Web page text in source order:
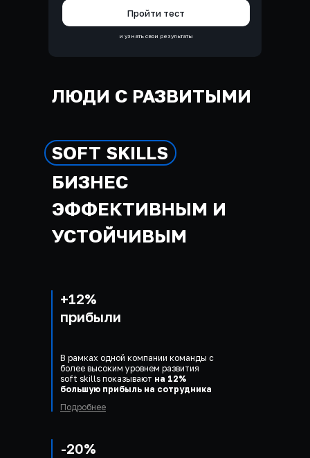
Пройти тест
и узнать свои результаты
SOFT SKILLS
-20%
+12%
прибыли
В рамках одной компании команды с
более высоким уровнем развития
soft skills показывают на 12%
большую прибыль на сотрудника
БИЗНЕС
ЭФФЕКТИВНЫМ И
УСТОЙЧИВЫМ
ЛЮДИ С РАЗВИТЫМИ
Подробнее